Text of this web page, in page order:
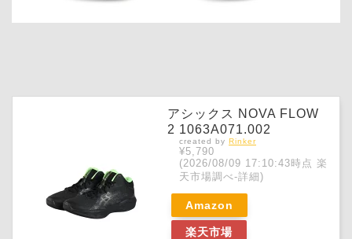
アシックス NOVA FLOW
2 1063A071.002
created by Rinker
¥5,790
(2026/08/09 17:10:43時点 楽
天市場調べ-詳細)
Amazon
楽天市場